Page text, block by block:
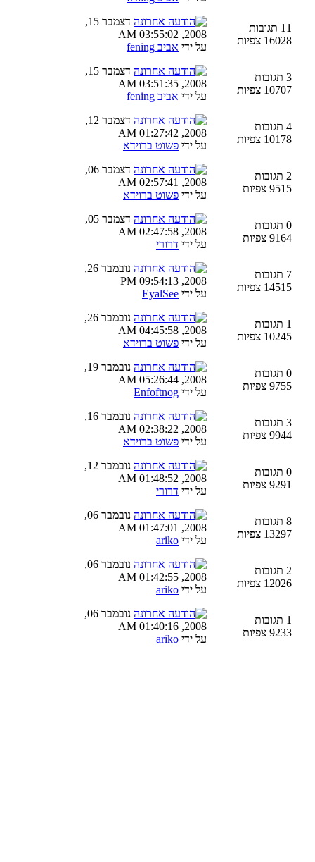
11 תגובות
16028 צפיות
דצמבר 15,
2008, 03:55:02 AM
על ידי אביב fening
3 תגובות
10707 צפיות
דצמבר 15,
2008, 03:51:35 AM
על ידי אביב fening
4 תגובות
10178 צפיות
דצמבר 12,
2008, 01:27:42 AM
על ידי פשוט ברוידא
2 תגובות
9515 צפיות
דצמבר 06,
2008, 02:57:41 AM
על ידי פשוט ברוידא
0 תגובות
9164 צפיות
דצמבר 05,
2008, 02:47:58 AM
על ידי דרורי
7 תגובות
14515 צפיות
נובמבר 26,
2008, 09:54:13 PM
על ידי EyalSee
1 תגובות
10245 צפיות
נובמבר 26,
2008, 04:45:58 AM
על ידי פשוט ברוידא
0 תגובות
9755 צפיות
נובמבר 19,
2008, 05:26:44 AM
על ידי Enfoftnog
3 תגובות
9944 צפיות
נובמבר 16,
2008, 02:38:22 AM
על ידי פשוט ברוידא
0 תגובות
9291 צפיות
נובמבר 12,
2008, 01:48:52 AM
על ידי דרורי
8 תגובות
13297 צפיות
נובמבר 06,
2008, 01:47:01 AM
על ידי ariko
2 תגובות
12026 צפיות
נובמבר 06,
2008, 01:42:55 AM
על ידי ariko
1 תגובות
9233 צפיות
נובמבר 06,
2008, 01:40:16 AM
על ידי ariko